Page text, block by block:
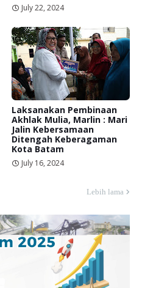
July 22, 2024
Laksanakan Pembinaan
Akhlak Mulia, Marlin : Mari
Jalin Kebersamaan
Ditengah Keberagaman
Kota Batam
July 16, 2024
Lebih lama